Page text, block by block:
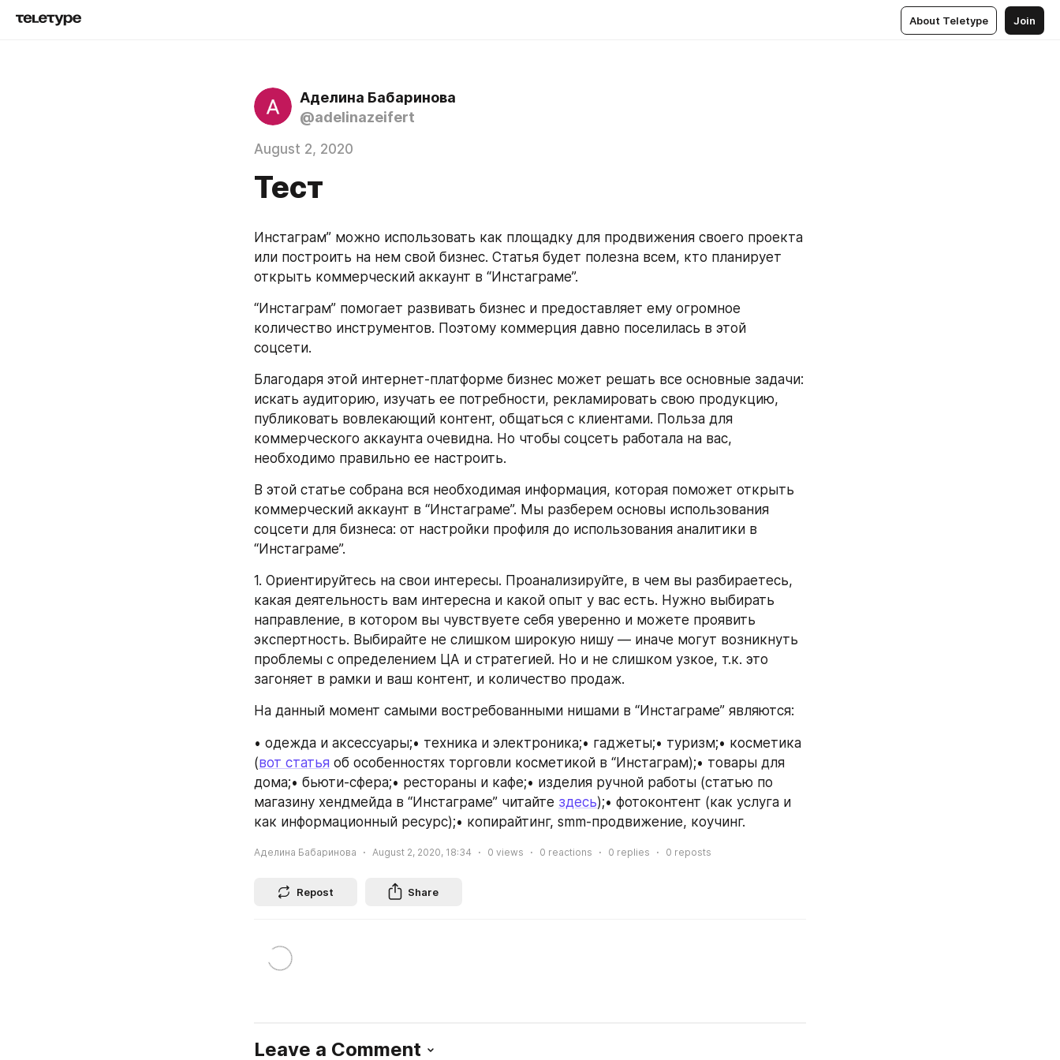
About Teletype Join
Аделина Бабаринова
@adelinazeifert
August 2, 2020
Тест
Инстаграм” можно использовать как площадку для продвижения своего проекта
или построить на нем свой бизнес. Статья будет полезна всем, кто планирует
открыть коммерческий аккаунт в “Инстаграме”.
“Инстаграм” помогает развивать бизнес и предоставляет ему огромное
количество инструментов. Поэтому коммерция давно поселилась в этой
соцсети.
Благодаря этой интернет-платформе бизнес может решать все основные задачи:
искать аудиторию, изучать ее потребности, рекламировать свою продукцию,
публиковать вовлекающий контент, общаться с клиентами. Польза для
коммерческого аккаунта очевидна. Но чтобы соцсеть работала на вас,
необходимо правильно ее настроить.
В этой статье собрана вся необходимая информация, которая поможет открыть
коммерческий аккаунт в “Инстаграме”. Мы разберем основы использования
соцсети для бизнеса: от настройки профиля до использования аналитики в
“Инстаграме”.
1. Ориентируйтесь на свои интересы. Проанализируйте, в чем вы разбираетесь,
какая деятельность вам интересна и какой опыт у вас есть. Нужно выбирать
направление, в котором вы чувствуете себя уверенно и можете проявить
экспертность. Выбирайте не слишком широкую нишу — иначе могут возникнуть
проблемы с определением ЦА и стратегией. Но и не слишком узкое, т.к. это
загоняет в рамки и ваш контент, и количество продаж.
На данный момент самыми востребованными нишами в “Инстаграме” являются:
• одежда и аксессуары;• техника и электроника;• гаджеты;• туризм;• косметика
(вот статья об особенностях торговли косметикой в “Инстаграм);• товары для
дома;• бьюти-сфера;• рестораны и кафе;• изделия ручной работы (статью по
магазину хендмейда в “Инстаграме” читайте здесь);• фотоконтент (как услуга и
как информационный ресурс);• копирайтинг, smm-продвижение, коучинг.
Аделина Бабаринова August 2, 2020, 18:34 0 views 0 reactions 0 replies 0 reposts
Repost Share
Leave a Comment